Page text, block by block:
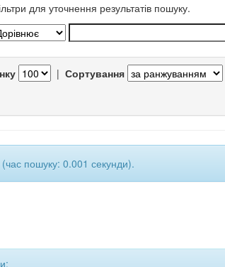
для уточнення результатів пошуку.
| Сортування
(час пошуку: 0.001 секунди).